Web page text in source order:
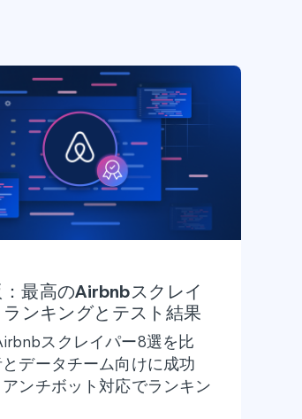
最高のAirbnbスクレイ
ランキングとテスト結果
スクレイパー8選を比
データチーム向けに成功
ンチボット対応でランキン